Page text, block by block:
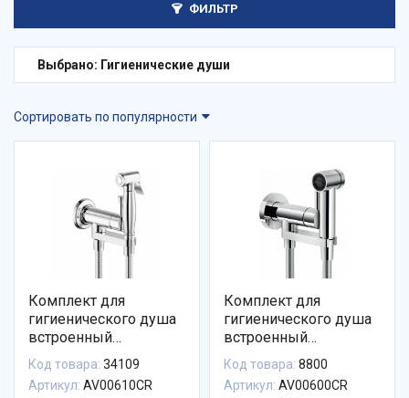
ФИЛЬТР
Выбрано: Гигиенические души
Сортировать по популярности
Комплект для
гигиенического душа
встроенный
(смеситель+лейка+шланг)
Nobili AV00610CR
Код товара: 34109
Артикул: AV00610CR
Комплект для
гигиенического душа
встроенный
(смеситель+лейка+шланг)
Nobili AV00600CR
Код товара: 8800
Артикул: AV00600CR